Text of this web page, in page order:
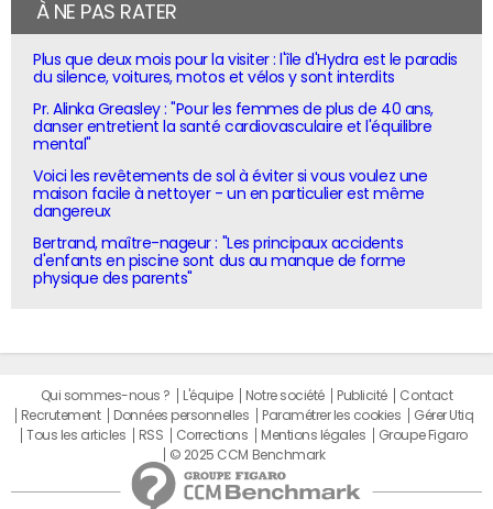
À NE PAS RATER
Plus que deux mois pour la visiter : l'île d'Hydra est le paradis
du silence, voitures, motos et vélos y sont interdits
Pr. Alinka Greasley : "Pour les femmes de plus de 40 ans,
danser entretient la santé cardiovasculaire et l'équilibre
mental"
Voici les revêtements de sol à éviter si vous voulez une
maison facile à nettoyer - un en particulier est même
dangereux
Bertrand, maître-nageur : "Les principaux accidents
d'enfants en piscine sont dus au manque de forme
physique des parents"
Qui sommes-nous ? L'équipe Notre société Publicité
Contact
Recrutement
Données personnelles Paramétrer les cookies
Gérer Utiq
Tous les articles
RSS Corrections Mentions légales
Groupe Figaro
© 2025 CCM Benchmark